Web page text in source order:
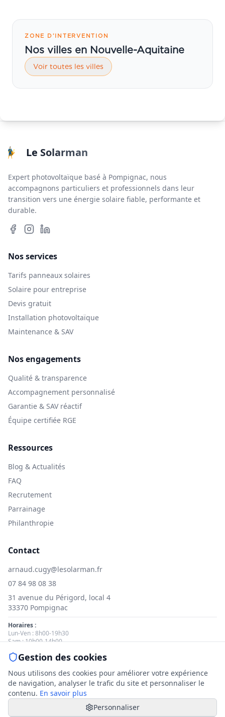
ZONE D’INTERVENTION
Nos villes en Nouvelle-Aquitaine
Voir toutes les villes
Le Solarman
Expert photovoltaïque basé à Pompignac, nous
accompagnons particuliers et professionnels dans leur
transition vers une énergie solaire fiable, performante et
durable.
Nos services
Tarifs panneaux solaires
Solaire pour entreprise
Devis gratuit
Installation photovoltaïque
Maintenance & SAV
Nos engagements
Qualité & transparence
Accompagnement personnalisé
Garantie & SAV réactif
Équipe certifiée RGE
Ressources
Blog & Actualités
FAQ
Recrutement
Parrainage
Philanthropie
Contact
arnaud.cugy@lesolarman.fr
07 84 98 08 38
31 avenue du Périgord, local 4
33370 Pompignac
Horaires :
Lun-Ven : 8h00-19h30
Sam : 10h00-14h00
Nous contacter
© 2025 Le Solarman. Tous droits réservés.
Gestion des cookies
Nous utilisons des cookies pour améliorer votre expérience
de navigation, analyser le trafic du site et personnaliser le
contenu. En savoir plus
Personnaliser